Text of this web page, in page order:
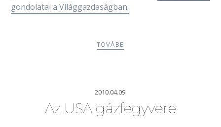
gondolatai a Világgazdaságban.
TOVÁBB
2010.04.09.
Az USA gázfegyvere